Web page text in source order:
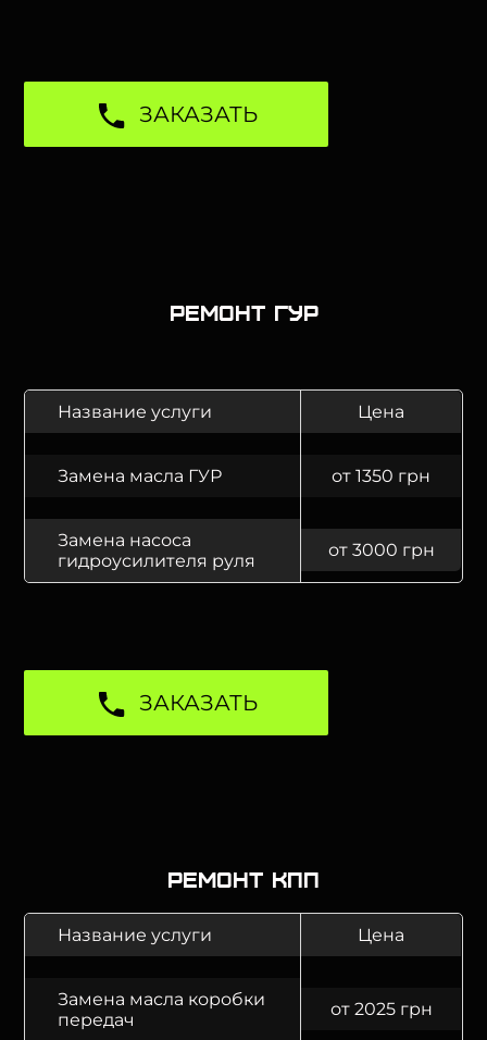
ЗАКАЗАТЬ
Ремонт ГУР
Название услуги Цена
Замена масла ГУР от 1350 грн
Замена насоса
гидроусилителя руля
от 3000 грн
ЗАКАЗАТЬ
Ремонт КПП
Название услуги Цена
Замена масла коробки
передач
от 2025 грн